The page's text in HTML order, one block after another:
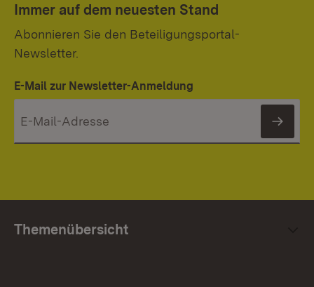
Immer auf dem neuesten Stand
Abonnieren Sie den Beteiligungsportal-
Newsletter.
E-Mail zur Newsletter-Anmeldung
Themenübersicht